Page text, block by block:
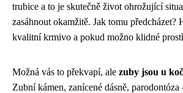
trubice a to je skutečně život ohrožující
zasáhnout okamžitě. Jak tomu předcházet?
kvalitní krmivo a pokud možno klidné
Možná vás to překvapí, ale zuby jsou u
Zubní kámen, zanícené dásně,